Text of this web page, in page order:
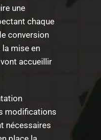
une
chaque
conversion
mise en
accueillir
modifications
nécessaires